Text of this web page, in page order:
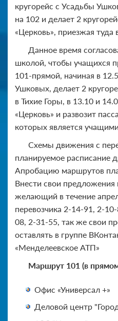
кругорейс с Усадьбы
на 102 и делает 2
«Церковь», приезжая туда
Данное время
школой, чтобы учащихся
101-прямой, начиная в
Ушковых, делает 2
в Тихие Горы, в 13.10 и
«Церковь» и развозит
которых является
Схемы движения с
планируемое расписание
Апробацию маршрутов
Внести свои
желающий в течение
перевозчика 2-14-91, 2-
08, 2-31-55, так же свои
оставлять в группе
«Менделеевское АТП»
Маршрут 101 (в
Офис «Универсал +»
Деловой центр